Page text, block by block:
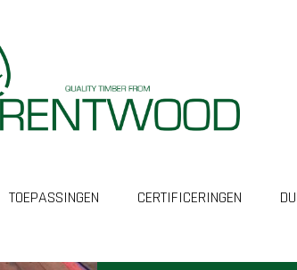
TOEPASSINGEN CERTIFICERINGEN